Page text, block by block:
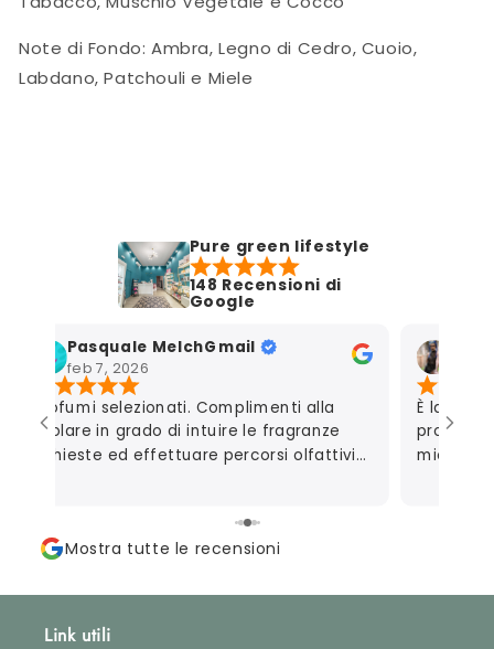
Note di Fondo: Ambra, Legno di Cedro, Cuoio,
Labdano, Patchouli e Miele
Pure green lifestyle
148 Recensioni di
Google
Pasquale MelchGmail
feb 7, 2026
Profumi selezionati. Complimenti alla
titolare in grado di intuire le fragranze
richieste ed effettuare percorsi olfattivi
È la
mio
riguarda
Mostra tutte le recensioni
Link utili